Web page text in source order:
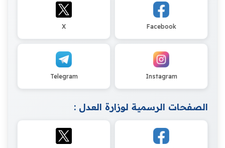
Facebook
X
Instagram
Telegram
الصفحات الرسمية لوزارة العدل :